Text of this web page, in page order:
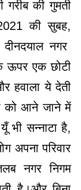
की गुमती
की सुबह,
नगर
ऊपर एक छोटी
हवाला ये देती
को आने जाने में
भी सन्नाटा है,
अपना परिवार
नगर निगम